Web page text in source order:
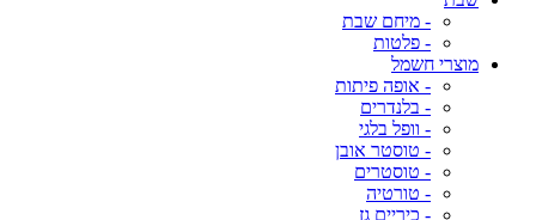
- מיחם שבת
- פלטות
מוצרי חשמל
- אופה פיתות
- בלנדרים
- וופל בלגי
- טוסטר אובן
- טוסטרים
- טורטיה
- כיריים גז